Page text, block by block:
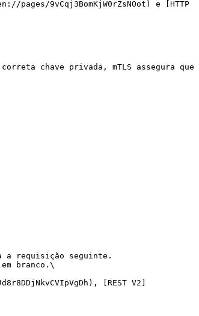
chave privada, mTLS assegura que
a requisição seguinte.
branco.\